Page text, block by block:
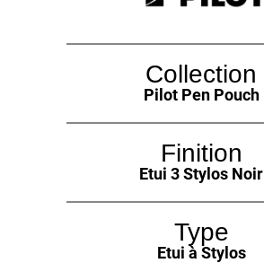
Collection
Pilot Pen Pouch
Finition
Etui 3 Stylos Noir
Type
Etui à Stylos